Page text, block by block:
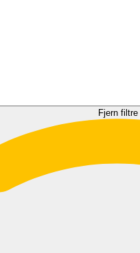
Fjern filtre